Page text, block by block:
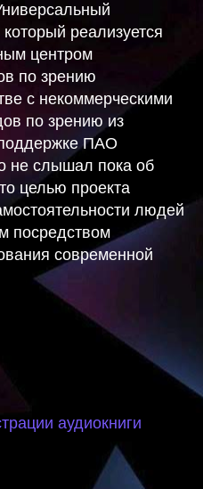
реализуется
центром
по зрению
с некоммерческими
по зрению из
ПАО
не слышал пока об
целью проекта
людей
посредством
современной
аудиокниги